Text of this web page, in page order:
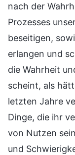
nach der
Prozesses
beseitigen,
erlangen und
die Wahrheit
scheint, als
letzten Jahre
Dinge, die ihr
von Nutzen
und